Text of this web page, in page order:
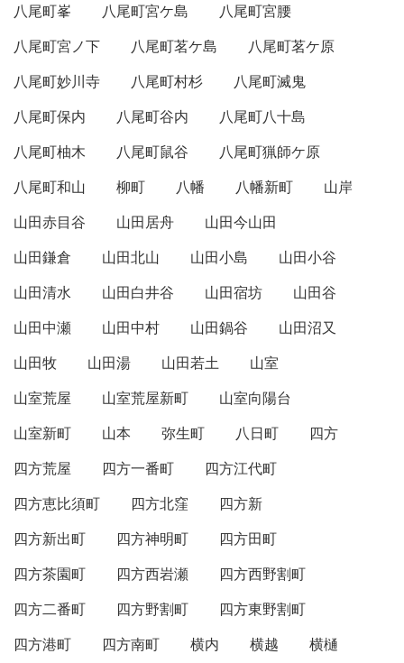
八尾町峯
八尾町宮ケ島
八尾町宮腰
八尾町宮ノ下
八尾町茗ケ島
八尾町茗ケ原
八尾町妙川寺
八尾町村杉
八尾町滅鬼
八尾町保内
八尾町谷内
八尾町八十島
八尾町柚木
八尾町鼠谷
八尾町猟師ケ原
八尾町和山
柳町 八幡 八幡新町
山岸
山田赤目谷
山田居舟
山田今山田
山田鎌倉
山田北山 山田小島
山田小谷
山田清水
山田白井谷 山田宿坊
山田谷
山田中瀬
山田中村 山田鍋谷
山田沼又
山田牧
山田湯 山田若土
山室
山室荒屋
山室荒屋新町
山室向陽台
山室新町
山本 弥生町 八日町
四方
四方荒屋
四方一番町
四方江代町
四方恵比須町
四方北窪
四方新
四方新出町
四方神明町
四方田町
四方茶園町
四方西岩瀬
四方西野割町
四方二番町
四方野割町
四方東野割町
四方港町
四方南町 横内 横越
横樋